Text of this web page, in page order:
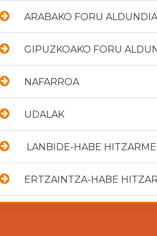
ARABAKO FORU ALDUNDIA
GIPUZKOAKO FORU
NAFARROA
UDALAK
LANBIDE-HABE
ERTZAINTZA-HABE